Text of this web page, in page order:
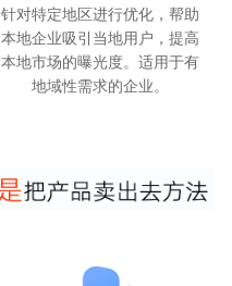
针对特定地区进行优化，帮助
本地企业吸引当地用户，提高
本地市场的曝光度。适用于有
地域性需求的企业。